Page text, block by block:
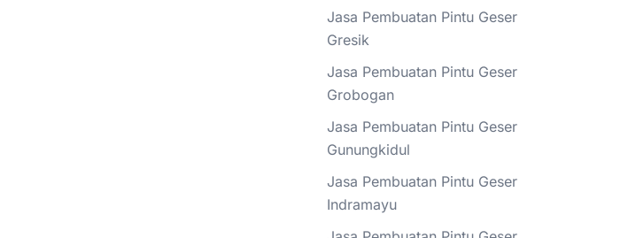
Jasa Pembuatan Pintu Geser
Gresik
Jasa Pembuatan Pintu Geser
Grobogan
Jasa Pembuatan Pintu Geser
Gunungkidul
Jasa Pembuatan Pintu Geser
Indramayu